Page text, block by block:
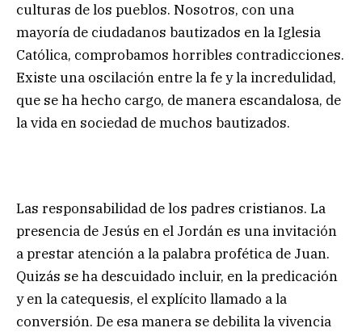
culturas de los pueblos. Nosotros, con una
mayoría de ciudadanos bautizados en la Iglesia
Católica, comprobamos horribles contradicciones.
Existe una oscilación entre la fe y la incredulidad,
que se ha hecho cargo, de manera escandalosa, de
la vida en sociedad de muchos bautizados.
Las responsabilidad de los padres cristianos. La
presencia de Jesús en el Jordán es una invitación
a prestar atención a la palabra profética de Juan.
Quizás se ha descuidado incluir, en la predicación
y en la catequesis, el explícito llamado a la
conversión. De esa manera se debilita la vivencia